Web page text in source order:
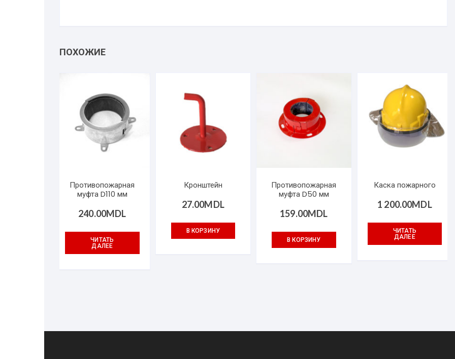
ПОХОЖИЕ
Противопожарная
муфта D110 мм
240.00MDL
ЧИТАТЬ
ДАЛЕЕ
Кронштейн
27.00MDL
В КОРЗИНУ
Противопожарная
муфта D50 мм
159.00MDL
В КОРЗИНУ
Каска пожарного
1 200.00MDL
ЧИТАТЬ
ДАЛЕЕ